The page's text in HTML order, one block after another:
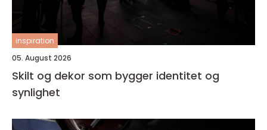
inspiration
05. August 2026
Skilt og dekor som bygger identitet og
synlighet